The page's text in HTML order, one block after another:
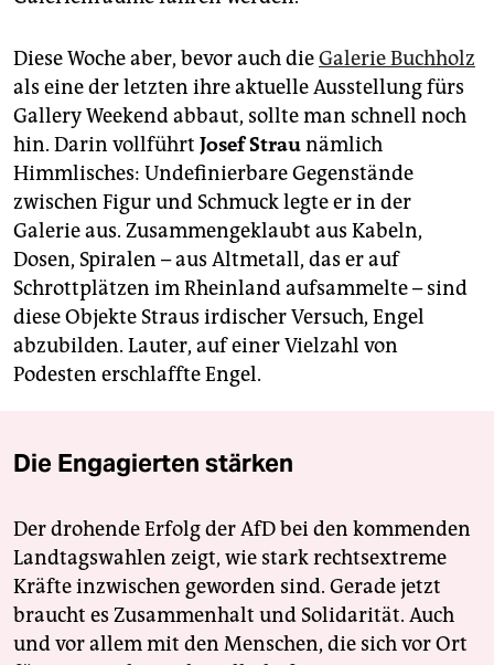
Diese Woche aber, bevor auch dieGalerie Buchholz
als eine der letzten ihre aktuelle Ausstellung fürs
Gallery Weekend abbaut, sollte man schnell noch
hin. Darin vollführt Josef Straunämlich
Himmlisches: Undefinierbare Gegenstände
zwischen Figur und Schmuck legte er in der
Galerie aus. Zusammengeklaubt aus Kabeln,
Dosen, Spiralen – aus Altmetall, das er auf
Schrottplätzen im Rheinland aufsammelte – sind
diese Objekte Straus irdischer Versuch, Engel
abzubilden. Lauter, auf einer Vielzahl von
Podesten erschlaffte Engel.
Die Engagierten stärken
Der drohende Erfolg der AfD bei den kommenden
Landtagswahlen zeigt, wie stark rechtsextreme
Kräfte inzwischen geworden sind. Gerade jetzt
braucht es Zusammenhalt und Solidarität. Auch
und vor allem mit den Menschen, die sich vor Ort